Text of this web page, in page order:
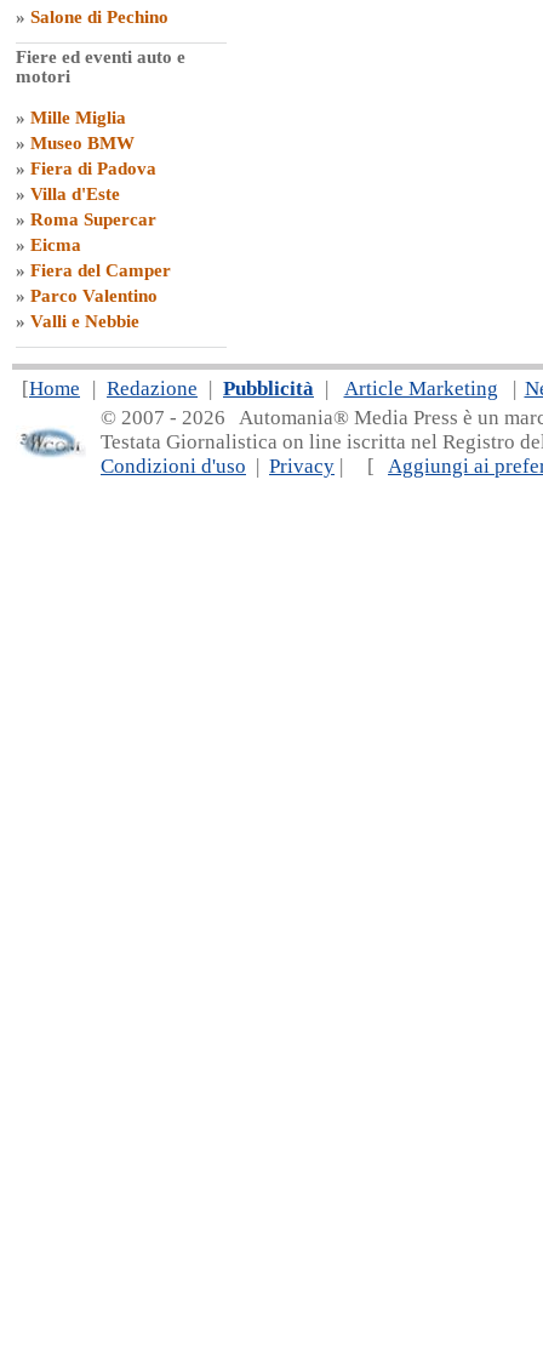
» Salone di Pechino
Fiere ed eventi auto e
motori
» Mille Miglia
» Museo BMW
» Fiera di Padova
» Villa d'Este
» Roma Supercar
» Eicma
» Fiera del Camper
» Parco Valentino
» Valli e Nebbie
[Home | Redazione | Pubblicità | Article Marketing |
© 2007 - 2026 Automania® Media Press è un
Testata Giornalistica on line iscritta nel Registro
Condizioni d'uso | Privacy | [ Aggiungi ai